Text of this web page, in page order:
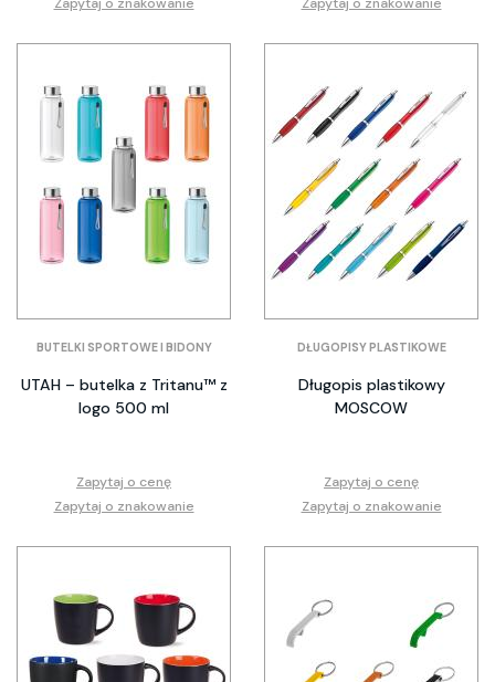
BUTELKI SPORTOWE I BIDONY
UTAH – butelka z Tritanu™ z
logo 500 ml
Zapytaj o cenę
Zapytaj o znakowanie
DŁUGOPISY PLASTIKOWE
Długopis plastikowy
MOSCOW
Zapytaj o cenę
Zapytaj o znakowanie